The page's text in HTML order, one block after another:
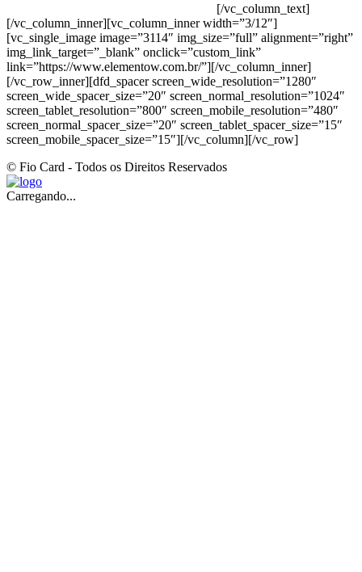
[/vc_column_text]
[/vc_column_inner][vc_column_inner width=”3/12″]
[vc_single_image image=”3114″ img_size=”full” alignment=”right”
img_link_target=”_blank” onclick=”custom_link”
link=”https://www.elementow.com.br/”][/vc_column_inner]
[/vc_row_inner][dfd_spacer screen_wide_resolution=”1280″
screen_wide_spacer_size=”20″ screen_normal_resolution=”1024″
screen_tablet_resolution=”800″ screen_mobile_resolution=”480″
screen_normal_spacer_size=”20″ screen_tablet_spacer_size=”15″
screen_mobile_spacer_size=”15″][/vc_column][/vc_row]
© Fio Card - Todos os Direitos Reservados
Carregando...